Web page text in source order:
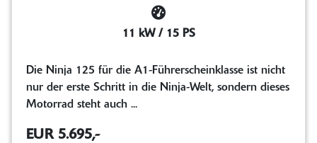
11 kW / 15 PS
Die Ninja 125 für die A1-Führerscheinklasse ist nicht
nur der erste Schritt in die Ninja-Welt, sondern dieses
Motorrad steht auch ...
EUR 5.695,-